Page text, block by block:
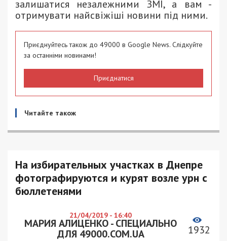
залишатися незалежними ЗМІ, а вам -
отримувати найсвіжіші новини під ними.
Приєднуйтесь також до 49000 в Google News. Слідкуйте
за останніми новинами!
Приєднатися
Читайте також
На избирательных участках в Днепре
фотографируются и курят возле урн с
бюллетенями
21/04/2019 - 16:40
МАРИЯ АЛИЦЕНКО - СПЕЦИАЛЬНО
ДЛЯ 49000.COM.UA
1932